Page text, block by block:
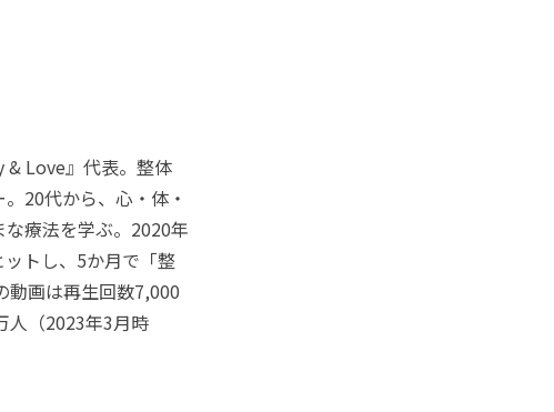
& Love』代表。整体
20代から、心・体・
療法を学ぶ。2020年
トし、5か月で「整
動画は再生回数7,000
人（2023年3月時